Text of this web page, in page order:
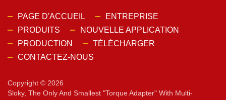
PAGE D'ACCUEIL
ENTREPRISE
PRODUITS
NOUVELLE APPLICATION
PRODUCTION
TÉLÉCHARGER
CONTACTEZ-NOUS
Copyright © 2026
Sloky, The Only And Smallest "torque Adapter" With Multi-